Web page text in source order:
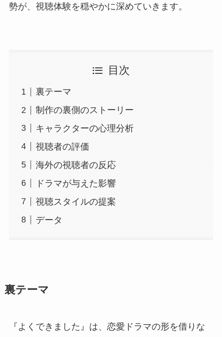
勢が、視聴体験を穏やかに深めていきます。
目次
裏テーマ
制作の裏側のストーリー
キャラクターの心理分析
視聴者の評価
海外の視聴者の反応
ドラマが与えた影響
視聴スタイルの提案
データ
裏テーマ
『よくできました』は、恋愛ドラマの形を借りな